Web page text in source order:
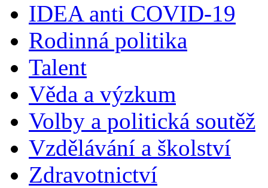
IDEA anti COVID-19
Rodinná politika
Talent
Věda a výzkum
Volby a politická soutěž
Vzdělávání a školství
Zdravotnictví